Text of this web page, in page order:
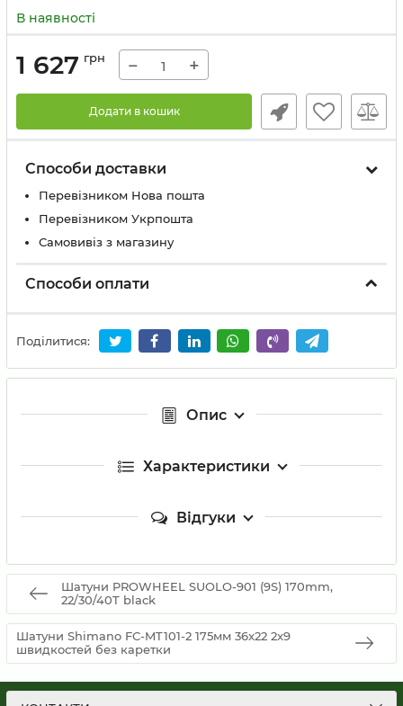
В наявності
1 627 грн − +
Додати в кошик
Способи доставки
Перевізником Нова пошта
Перевізником Укрпошта
Самовивіз з магазину
Способи оплати
Поділитися:
Опис
Характеристики
Відгуки
Шатуни PROWHEEL SUOLO-901 (9S) 170mm,
22/30/40T black
Шатуни Shimano FC-MT101-2 175мм 36x22 2x9
швидкостей без каретки